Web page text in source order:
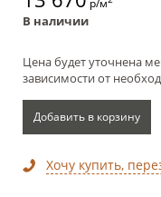
В наличии
Цена будет уточнена
зависимости от
Добавить в корзину
Хочу купить,